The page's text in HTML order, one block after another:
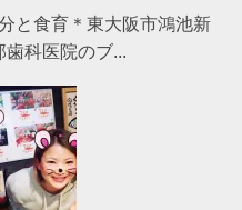
と食育＊東大阪市鴻池新
歯科医院のブ...